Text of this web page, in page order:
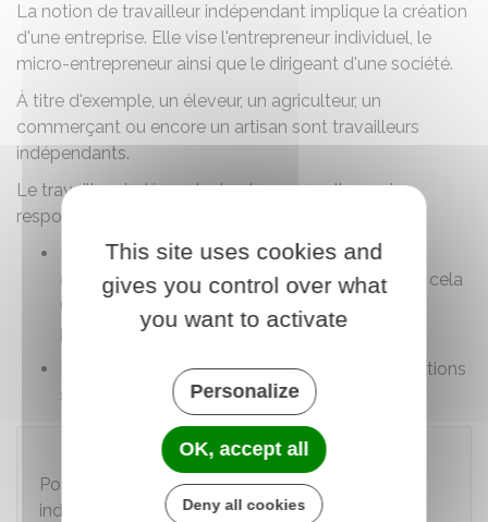
La notion de travailleur indépendant implique la création
d'une entreprise. Elle vise l'entrepreneur individuel, le
micro-entrepreneur ainsi que le dirigeant d'une société.
À titre d'exemple, un éleveur, un agriculteur, un
commerçant ou encore un artisan sont travailleurs
indépendants.
Le travailleur indépendant est personnellement
responsable de l'exercice de son activité :
Il doit réparer les dommages qu'il peut
éventuellement causer, et peut souscrire pour cela
une assurance de responsabilité civile
professionnelle
Il est responsable du versement de ses cotisations
sociales personnelles.
Pour sa protection sociale, le travailleur
indépendant est rattaché aurégime de sécurité
This site uses cookies and
gives you control over what
you want to activate
Personalize
OK, accept all
Deny all cookies